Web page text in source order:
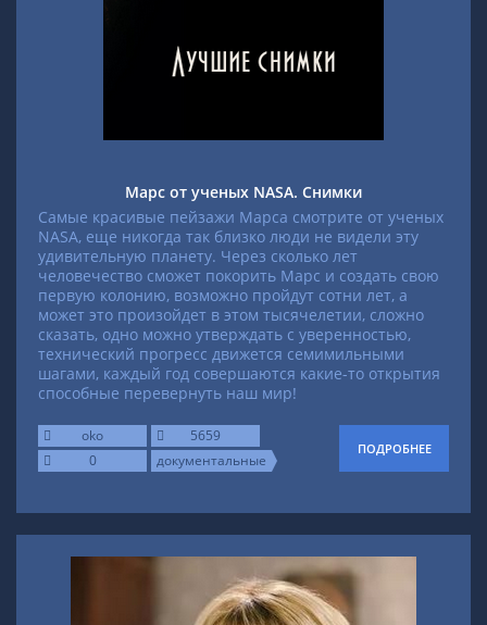
Марс от ученых NASA. Снимки
Самые красивые пейзажи Марса смотрите от ученых
NASA, еще никогда так близко люди не видели эту
удивительную планету. Через сколько лет
человечество сможет покорить Марс и создать свою
первую колонию, возможно пройдут сотни лет, а
может это произойдет в этом тысячелетии, сложно
сказать, одно можно утверждать с уверенностью,
технический прогресс движется семимильными
шагами, каждый год совершаются какие-то открытия
способные перевернуть наш мир!
oko
5659
0
документальные
ПОДРОБНЕЕ